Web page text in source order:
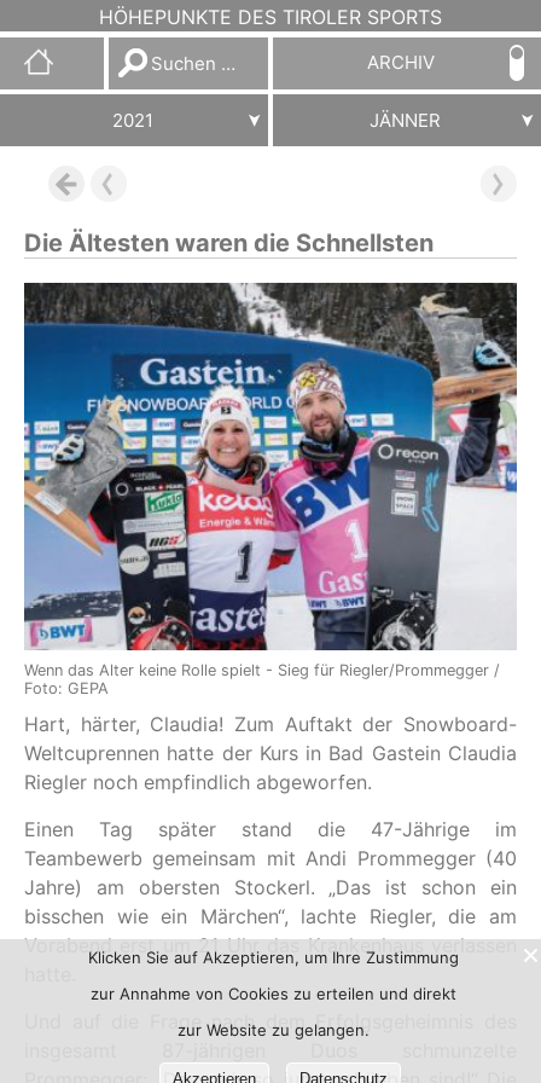
HÖHEPUNKTE DES TIROLER SPORTS
Suchen
nach:
ARCHIV
2021 JÄNNER
Die Ältesten waren die Schnellsten
Wenn das Alter keine Rolle spielt - Sieg für Riegler/Prommegger /
Foto: GEPA
Hart, härter, Claudia! Zum Auftakt der Snowboard-
Weltcuprennen hatte der Kurs in Bad Gastein Claudia
Riegler noch empfindlich abgeworfen.
Einen Tag später stand die 47-Jährige im
Teambewerb gemeinsam mit Andi Prommegger (40
Jahre) am obersten Stockerl. „Das ist schon ein
bisschen wie ein Märchen“, lachte Riegler, die am
Vorabend erst um 21 Uhr das Krankenhaus verlassen
Und auf die Frage nach dem Erfolgsgeheimnis des
Klicken Sie auf Akzeptieren, um Ihre Zustimmung
zur Annahme von Cookies zu erteilen und direkt
zur Website zu gelangen.
Akzeptieren Datenschutz